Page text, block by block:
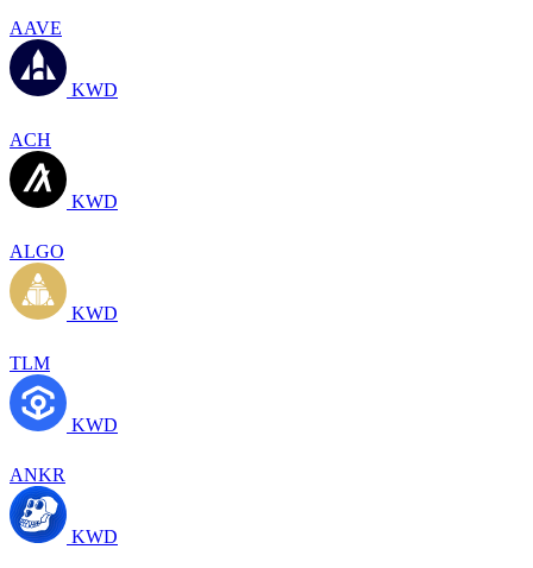
AAVE
KWD
ACH
KWD
ALGO
KWD
TLM
KWD
ANKR
KWD